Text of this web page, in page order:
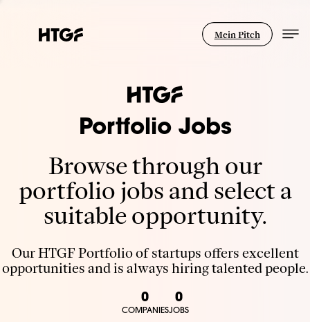
Mein Pitch
Portfolio Jobs
Browse through our
portfolio jobs and select a
suitable opportunity.
Our HTGF Portfolio of startups offers excellent
opportunities and is always hiring talented people.
0
COMPANIES
0
JOBS